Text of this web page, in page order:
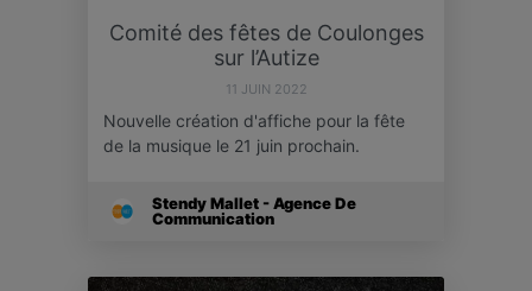
Comité des fêtes de Coulonges
sur l’Autize
11 JUIN 2022
Nouvelle création d'affiche pour la fête
de la musique le 21 juin prochain.
Stendy Mallet - Agence De
Communication